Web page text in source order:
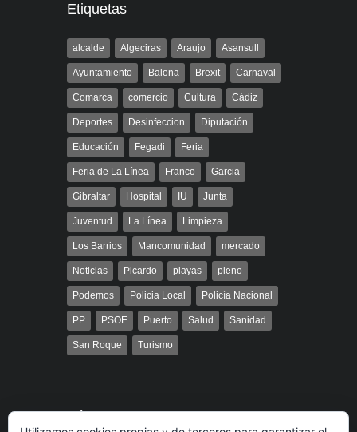
Etiquetas
alcalde Algeciras Araujo Asansull
Ayuntamiento Balona Brexit Carnaval
Comarca comercio Cultura Cádiz
Deportes Desinfeccion Diputación
Educación Fegadi Feria
Feria de La Línea Franco Garcia
Gibraltar Hospital IU Junta
Juventud La Línea Limpieza
Los Barrios Mancomunidad mercado
Noticias Picardo playas pleno
Podemos Policia Local Policía Nacional
PP PSOE Puerto Salud Sanidad
San Roque Turismo
Búsqueda